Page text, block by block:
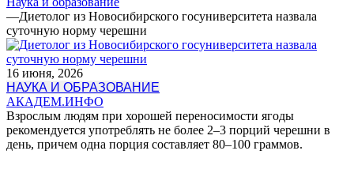
—Диетолог из Новосибирского госуниверситета назвала
суточную норму черешни
16 июня, 2026
НАУКА И ОБРАЗОВАНИЕ
АКАДЕМ.ИНФО
Взрослым людям при хорошей переносимости ягоды
рекомендуется употреблять не более 2–3 порций черешни в
день, причем одна порция составляет 80–100 граммов.